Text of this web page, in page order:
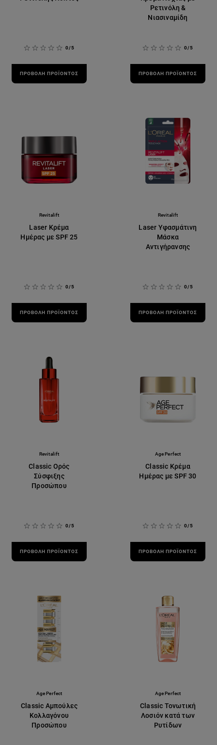
0/5
ΠΡΟΒΟΛΉ ΠΡΟΪΌΝΤΟΣ
Ρετινόλη &
Νιασιναμίδη
0/5
ΠΡΟΒΟΛΉ ΠΡΟΪΌΝΤΟΣ
Revitalift
Laser Κρέμα
Ημέρας με SPF 25
0/5
ΠΡΟΒΟΛΉ ΠΡΟΪΌΝΤΟΣ
Revitalift
Laser Υφασμάτινη
Μάσκα
Αντιγήρανσης
0/5
ΠΡΟΒΟΛΉ ΠΡΟΪΌΝΤΟΣ
Revitalift
Classic Ορός
Σύσφιξης
Προσώπου
0/5
ΠΡΟΒΟΛΉ ΠΡΟΪΌΝΤΟΣ
Age Perfect
Classic Κρέμα
Ημέρας με SPF 30
0/5
ΠΡΟΒΟΛΉ ΠΡΟΪΌΝΤΟΣ
Age Perfect
Classic Αμπούλες
Κολλαγόνου
Προσώπου
Age Perfect
Classic Τονωτική
Λοσιόν κατά των
Ρυτίδων